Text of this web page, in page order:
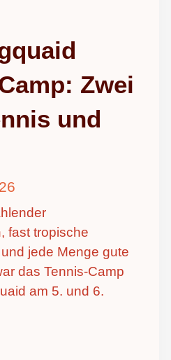
Zwei
und
fast tropische
jede Menge gute
das Tennis-Camp
am 5. und 6.